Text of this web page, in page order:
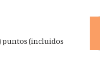
puntos (incluidos